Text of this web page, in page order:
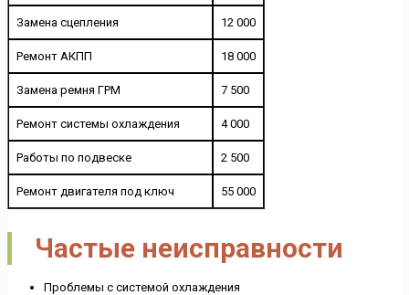
Замена сцепления 12 000
Ремонт АКПП 18 000
Замена ремня ГРМ 7 500
Ремонт системы охлаждения 4 000
Работы по подвеске 2 500
Ремонт двигателя под ключ 55 000
Частые неисправности
Проблемы с системой охлаждения